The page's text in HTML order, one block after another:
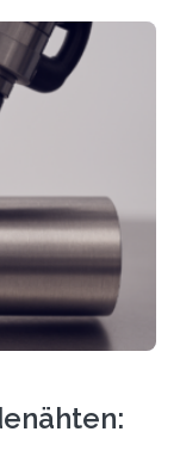
kann
Kontrolle
ebenfalls neue
die Software
FACHPACK